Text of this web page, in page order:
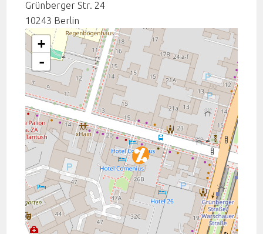
Grünberger Str. 24
10243 Berlin
+
-